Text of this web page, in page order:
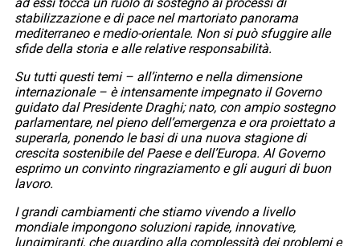
stabilizzazione e di pace nel martoriato panorama
mediterraneo e medio-orientale. Non si può sfuggire alle
sfide della storia e alle relative responsabilità.
Su tutti questi temi – all’interno e nella dimensione
internazionale – è intensamente impegnato il Governo
guidato dal Presidente Draghi; nato, con ampio sostegno
parlamentare, nel pieno dell’emergenza e ora proiettato a
superarla, ponendo le basi di una nuova stagione di
crescita sostenibile del Paese e dell’Europa. Al Governo
esprimo un convinto ringraziamento e gli auguri di buon
lavoro.
I grandi cambiamenti che stiamo vivendo a livello
mondiale impongono soluzioni rapide, innovative,
lungimiranti, che guardino alla complessità dei problemi e